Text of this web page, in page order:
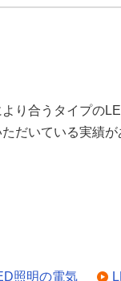
り合うタイプの
だいている実績
照明の電気